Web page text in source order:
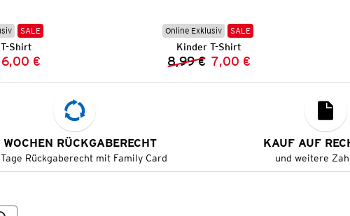
SALE
Shirt
Preis:
Preis:
6,00 €
Online Exklusiv SALE
Kinder T-Shirt
Vorheriger Preis:
8,99 € Neuer Preis:
7,00 €
RÜCKGABERECHT
Rückgaberecht mit Family Card
KAUF AUF
und weitere